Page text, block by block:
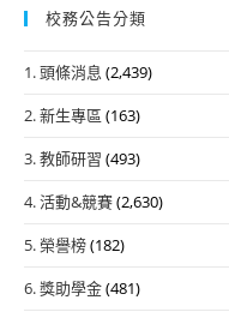
校務公告分類
1. 頭條消息 (2,439)
2. 新生專區 (163)
3. 教師研習 (493)
4. 活動&競賽(2,630)
5. 榮譽榜(182)
6. 獎助學金(481)